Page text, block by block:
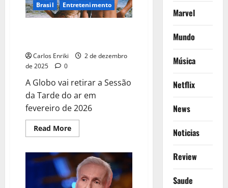
Brasil Entretenimento
Carlos Enriki
2 de dezembro
de 2025
0
A Globo vai retirar a Sessão
da Tarde do ar em
fevereiro de 2026
Read MoreRead
more
prepara
o
fim
da
Sessão
Marvel
Mundo
Música
Netflix
News
Noticias
Review
Saude